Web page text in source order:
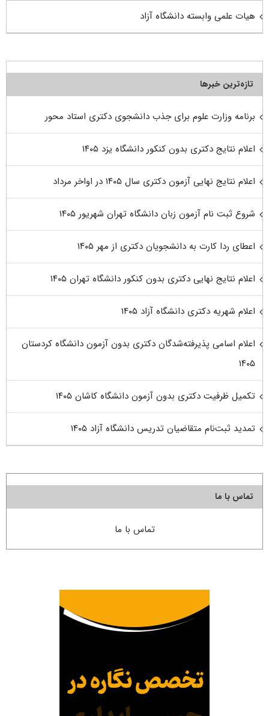
هیات علمی وابسته دانشگاه آزاد
تازه‌ترین خبرها
برنامه وزارت علوم برای جذب دانشجوی دکتری استاد محور
اعلام نتایج دکتری بدون کنکور دانشگاه یزد ۱۴۰۵
اعلام نتایج نهایی آزمون دکتری سال ۱۴۰۵ در اواخر مرداد
شروع ثبت نام آزمون زبان دانشگاه تهران شهریور ۱۴۰۵
اعطای ردا کارت به دانشجویان دکتری از مهر ۱۴۰۵
اعلام نتایج نهایی دکتری بدون کنکور دانشگاه تهران ۱۴۰۵
اعلام شهریه دکتری دانشگاه آزاد ۱۴۰۵
اعلام اسامی پذیرفته‌شدگان دکتری بدون آزمون دانشگاه کردستان
۱۴۰۵
تکمیل ظرفیت دکتری بدون آزمون دانشگاه کاشان ۱۴۰۵
تمدید ثبت‌نام متقاضیان تدریس دانشگاه آزاد ۱۴۰۵
تماس با ما
تماس با ما